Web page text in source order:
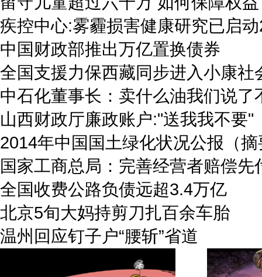
疾控中心:雾霾损害健康研究已启
中国财政部推出万亿置换债券
全国支援力保西藏同步进入小康社
中石化董事长：卖什么油我们说了
山西财政厅廉政账户:"送我我不要"
2014年中国国土绿化状况公报（
国家工商总局：完善经营者赔偿先
全国收费公路负债远超3.4万亿
北京5旬大妈持剪刀扎百余车胎
温州回应钉子户“腰斩”省道